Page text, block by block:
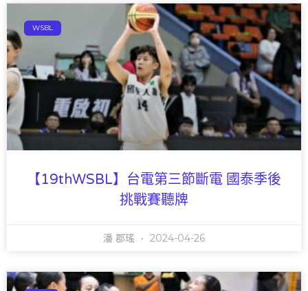
WSBL
【19thWSBL】台電第三節斷電 國泰季後
挑戰賽聽牌
潘 郡瑤 2024-04-26